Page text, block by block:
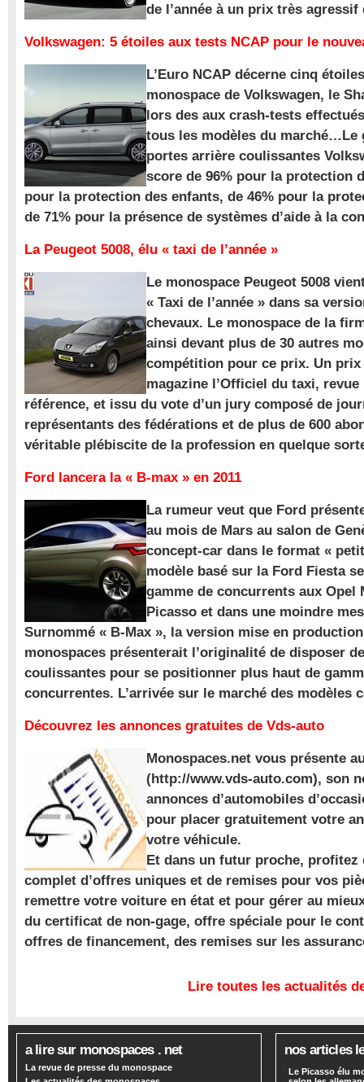
de l’année à un prix très agressif
Volkswagen: 5 étoiles aux tests NCAP pour le
L’Euro NCAP décerne cinq
monospace de Volkswagen, le
lors des aux crash-tests
tous les modèles du marché…Le
portes arrière coulissantes
score de 96% pour la protection
pour la protection des enfants, de 46% pour la
de 71% pour la présence de systèmes d’aide à la
La Peugeot 5008, élu « taxi de l’année »
Le monospace Peugeot 5008
« Taxi de l’année » dans sa
chevaux. Le monospace de la
ainsi devant plus de 30 autres
compétition pour ce prix. Un
magazine l’Officiel du taxi,
référence, et issu du vote d’un jury composé de
représentants des fédérations et de plus de 600
véritable plébiscite de la profession en quelque
Ford lancera la « B-max » en 2011
La rumeur veut que Ford
au mois de Mars au salon de
concept-car dans le format «
modèle basé sur la Ford Fiesta
gamme de concurrents aux Opel
Picasso et dans une moindre
Surnommé « B-Max », la version mise en
monospaces présenterait l’originalité de disposer
coulissantes pour se positionner plus haut de
concurrentes. L’arrivée sur le marché des modèles
Découvrez les annonces gratuites de Vds-auto
Monospaces.net vous présente
(http://www.vds-auto.com), son
annonces d’automobiles
pour placer gratuitement votre
votre véhicule.
Et dans un futur proche, profitez
complet d’offres uniques et de remises pour vos
remettre votre voiture en état et pour gérer au
du certificat de non-gage, offre spéciale pour le
offres de financement, des remises sur les
Lire toutes les actualités
a lire sur monospaces . net
La revue de presse du monospace
nos articles
Le Picasso élu